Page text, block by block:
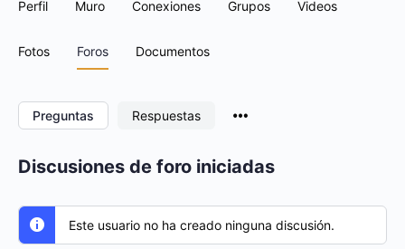
Perfil Muro Conexiones Grupos Videos
Fotos Foros Documentos
Preguntas Respuestas
Discusiones de foro iniciadas
Este usuario no ha creado ninguna discusión.